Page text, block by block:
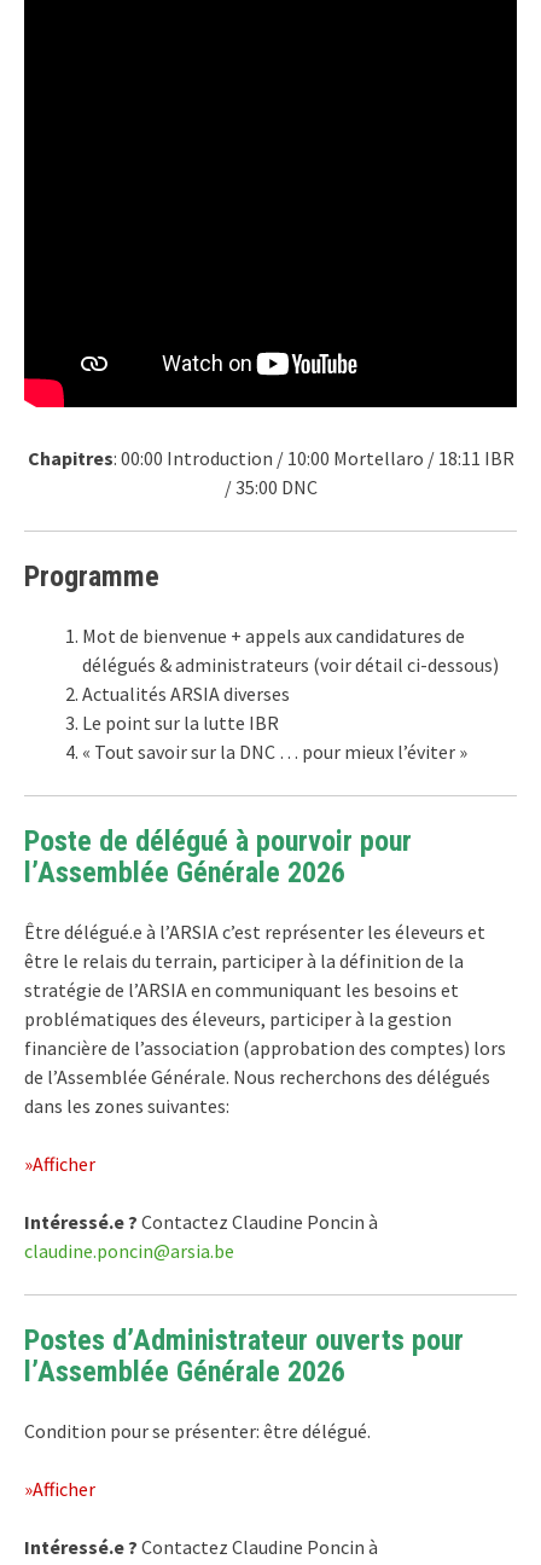
Chapitres: 00:00 Introduction / 10:00 Mortellaro / 18:11 IBR
/ 35:00 DNC
Programme
Mot de bienvenue + appels aux candidatures de
délégués & administrateurs (voir détail ci-dessous)
Actualités ARSIA diverses
Le point sur la lutte IBR
« Tout savoir sur la DNC … pour mieux l’éviter »
Poste de délégué à pourvoir pour
l’Assemblée Générale 2026
Être délégué.e à l’ARSIA c’est représenter les éleveurs et
être le relais du terrain, participer à la définition de la
stratégie de l’ARSIA en communiquant les besoins et
problématiques des éleveurs, participer à la gestion
financière de l’association (approbation des comptes) lors
de l’Assemblée Générale. Nous recherchons des délégués
dans les zones suivantes:
»Afficher
Intéressé.e ? Contactez Claudine Poncin à
claudine.poncin@arsia.be
Postes d’Administrateur ouverts pour
l’Assemblée Générale 2026
Condition pour se présenter: être délégué.
»Afficher
Intéressé.e ? Contactez Claudine Poncin à